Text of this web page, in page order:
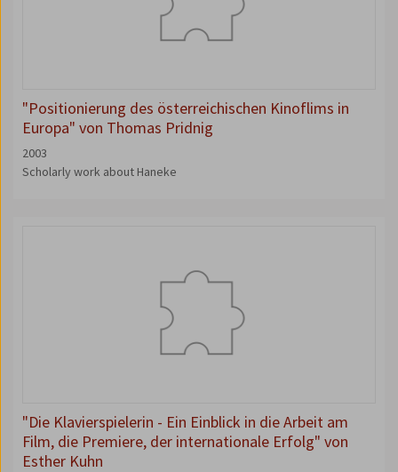
"Positionierung des österreichischen Kinoflims in
Europa" von Thomas Pridnig
2003
Scholarly work about Haneke
"Die Klavierspielerin - Ein Einblick in die Arbeit am
Film, die Premiere, der internationale Erfolg" von
Esther Kuhn